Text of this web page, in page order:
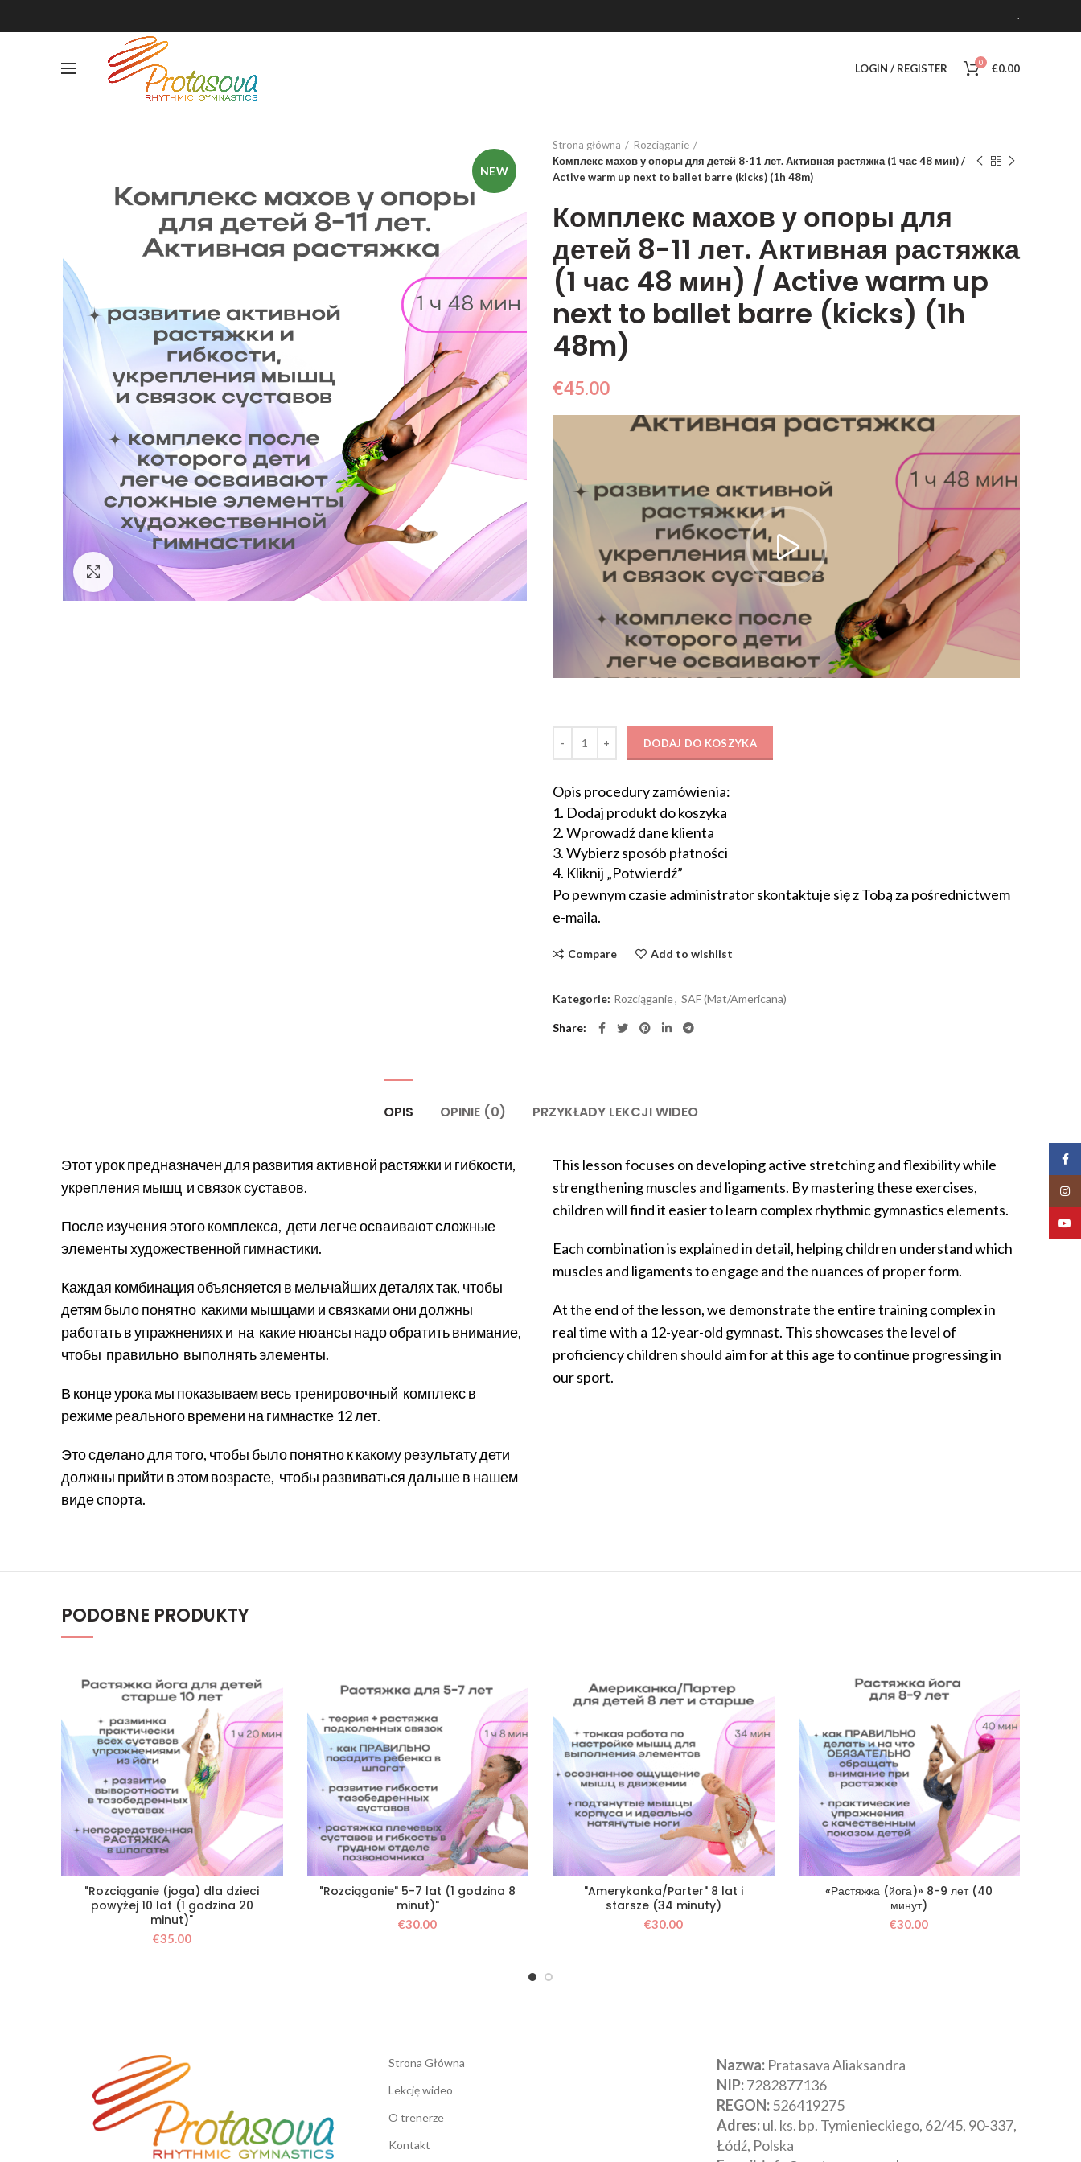
.
LOGIN / REGISTER 0 €0.00
NEW
Click to enlarge
Strona główna
Rozciąganie
Комплекс махов у опоры для детей 8-11 лет. Активная растяжка (1 час 48 мин) /
Active warm up next to ballet barre (kicks) (1h 48m)
Комплекс махов у опоры для
детей 8-11 лет. Активная растяжка
(1 час 48 мин) / Active warm up
next to ballet barre (kicks) (1h
48m)
€45.00
DODAJ DO KOSZYKA
Opis procedury zamówienia:
1. Dodaj produkt do koszyka
2. Wprowadź dane klienta
3. Wybierz sposób płatności
4. Kliknij „Potwierdź”
Po pewnym czasie administrator skontaktuje się z Tobą za pośrednictwem
e-maila.
Compare Add to wishlist
Kategorie: Rozciąganie, SAF (Mat/Americana)
Share
OPIS OPINIE (0) PRZYKŁADY LEKCJI WIDEO
Этот урок предназначен для развития активной растяжки и гибкости,
укрепления мышц и связок суставов.
После изучения этого комплекса, дети легче осваивают сложные
элементы художественной гимнастики.
Каждая комбинация объясняется в мельчайших деталях так, чтобы
детям было понятно какими мышцами и связками они должны
работать в упражнениях и на какие нюансы надо обратить внимание,
чтобы правильно выполнять элементы.
В конце урока мы показываем весь тренировочный комплекс в
режиме реального времени на гимнастке 12 лет.
Это сделано для того, чтобы было понятно к какому результату дети
должны прийти в этом возрасте, чтобы развиваться дальше в нашем
виде спорта.
This lesson focuses on developing active stretching and flexibility while
strengthening muscles and ligaments. By mastering these exercises,
children will find it easier to learn complex rhythmic gymnastics elements.
Each combination is explained in detail, helping children understand which
muscles and ligaments to engage and the nuances of proper form.
At the end of the lesson, we demonstrate the entire training complex in
real time with a 12-year-old gymnast. This showcases the level of
proficiency children should aim for at this age to continue progressing in
our sport.
PODOBNE PRODUKTY
"Rozciąganie (joga) dla dzieci
powyżej 10 lat (1 godzina 20
minut)"
€35.00
"Rozciąganie" 5-7 lat (1 godzina 8
minut)"
€30.00
"Amerykanka/Parter" 8 lat i
starsze (34 minuty)
€30.00
«Растяжка (йога)» 8-9 лет (40
минут)
€30.00
Strona Główna
Lekcję wideo
O trenerze
Kontakt
Nazwa:Pratasava Aliaksandra
NIP:‎7282877136
REGON:‎526419275
Adres:‎ul. ks. bp. Tymienieckiego, 62/45, 90-337,
Łódź, Polska